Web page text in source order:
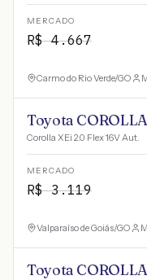
MERCADO
R$4.667
Carmo do Rio Verde/GO
Toyota
Corolla XEi 2.0 Flex 16V Aut.
MERCADO
R$3.119
Valparaíso de Goiás/GO
Toyota